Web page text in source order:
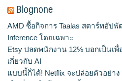
Blognone
AMD ซื้อกิจการ Taalas สตาร์ทอัป
Inference โดยเฉพาะ
Etsy ปลดพนักงาน 12% บอกเป็นเ
เกี่ยวกับ AI
แบบนี้ก็ได้! Netflix จะปล่อยตัวอย่า